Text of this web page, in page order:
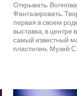
Открывать.
Фантазировать.
первая в своем
выставка, в центре
самый известный
пластилин. Музей